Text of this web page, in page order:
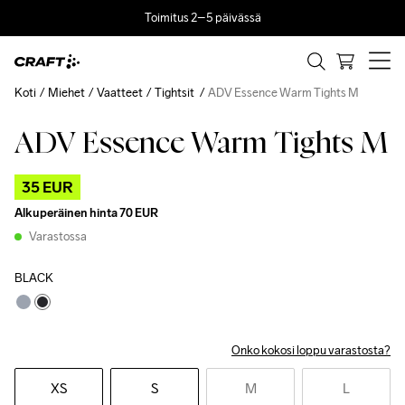
Toimitus 2–5 päivässä
ADV Essence Warm Tights M
35 EUR
Alkuperäinen hinta70 EUR
Varastossa
BLACK
Onko kokosi loppu varastosta?
XS S M L
Koti Miehet Vaatteet Tightsit ADV Essence Warm Tights M
Outlet